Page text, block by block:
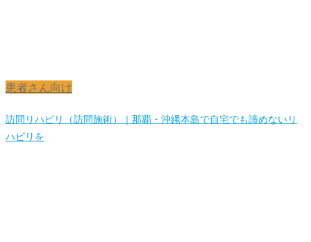
患者さん向け
訪問リハビリ（訪問施術）｜那覇・沖縄本島で自宅でも諦めないリ
ハビリを